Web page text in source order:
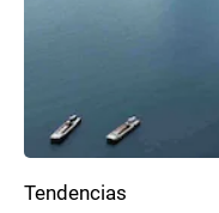
Tendencias